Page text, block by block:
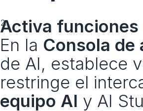
Activa funciones
En la Consola de
de AI, establece
restringe el
equipo AI y AI